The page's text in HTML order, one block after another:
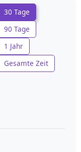
30 Tage
90 Tage
1 Jahr
Gesamte Zeit